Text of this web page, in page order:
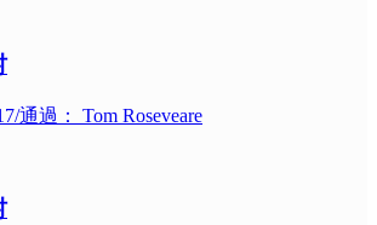
/通過： Tom Roseveare